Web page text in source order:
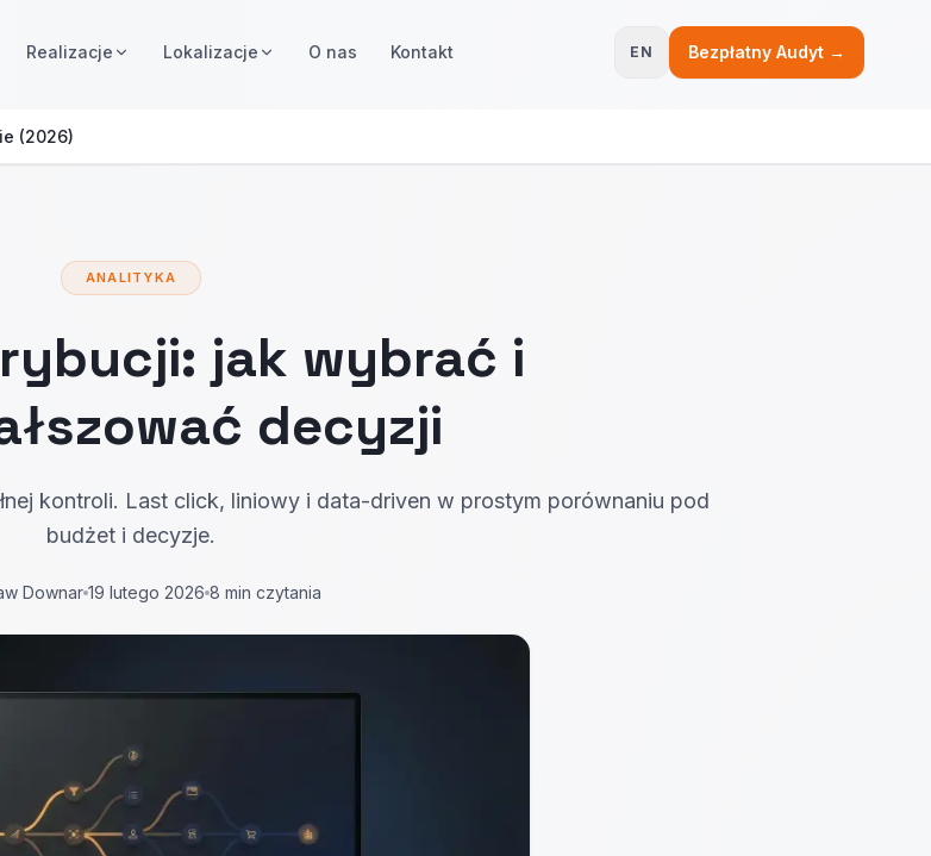
Realizacje Lokalizacje O nas Kontakt EN Bezpłatny Audyt →
(2026)
ANALITYKA
jak wybrać i
decyzji
kontroli. Last click, liniowy i data-driven w prostym porównaniu pod
budżet i decyzje.
Downar 19 lutego 2026 8 min czytania